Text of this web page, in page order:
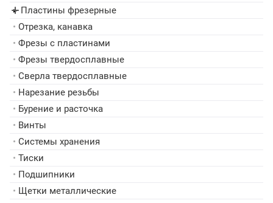
▸ Пластины фрезерные
• Отрезка, канавка
• Фрезы с пластинами
• Фрезы твердосплавные
• Сверла твердосплавные
• Нарезание резьбы
• Бурение и расточка
• Винты
• Системы хранения
• Тиски
• Подшипники
• Щетки металлические